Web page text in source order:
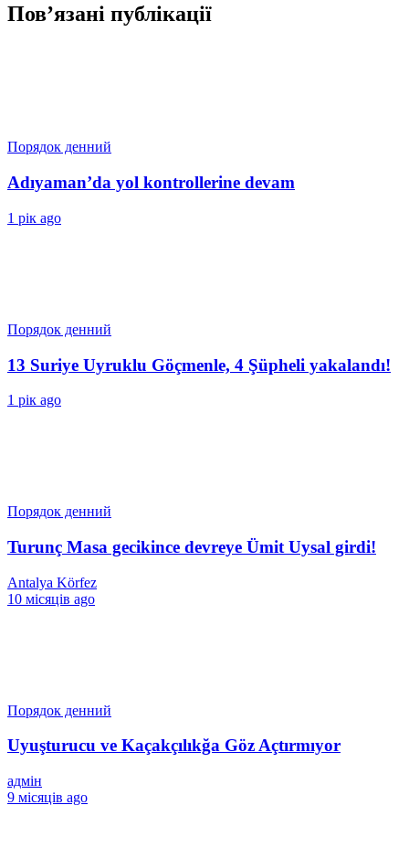
Пов’язані публікації
Порядок денний
Adıyaman’da yol kontrollerine devam
1 рік ago
Порядок денний
13 Suriye Uyruklu Göçmenle, 4 Şüpheli yakalandı!
1 рік ago
Порядок денний
Turunç Masa gecikince devreye Ümit Uysal girdi!
Antalya Körfez
10 місяців ago
Порядок денний
Uyuşturucu ve Kaçakçılıkğa Göz Açtırmıyor
адмін
9 місяців ago